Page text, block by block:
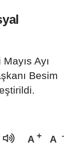
Ayı
Besim
A A